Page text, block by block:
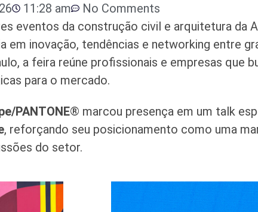
11:28 am
No Comments
eventos da construção civil e arquitetura da
em inovação, tendências e networking entre
a feira reúne profissionais e empresas que
para o mercado.
PANTONE® marcou presença em um talk
, reforçando seu posicionamento como uma
do setor.